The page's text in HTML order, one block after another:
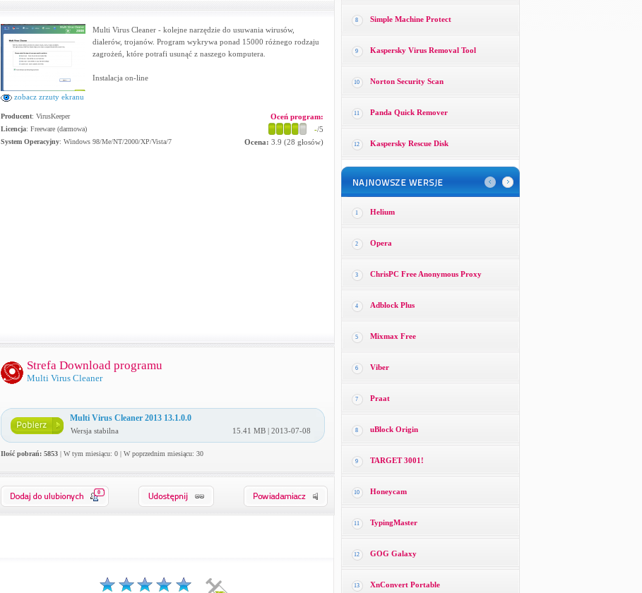
zobacz zrzuty ekranu
Multi Virus Cleaner - kolejne narzędzie do usuwania wirusów,
dialerów, trojanów. Program wykrywa ponad 15000 różnego rodzaju
zagrożeń, które potrafi usunąć z naszego komputera.
Instalacja on-line
Producent: VirusKeeper
Licencja: Freeware (darmowa)
System Operacyjny: Windows 98/Me/NT/2000/XP/Vista/7
Oceń program:
-/5
Ocena: 3.9 (28 głosów)
Strefa Download programu
Multi Virus Cleaner
Multi Virus Cleaner 2013 13.1.0.0
Wersja stabilna 15.41 MB | 2013-07-08
Ilość pobrań: 5853| W tym miesiącu: 0 | W poprzednim miesiącu: 30
0
8 Simple Machine Protect
9 Kaspersky Virus Removal Tool
10 Norton Security Scan
11 Panda Quick Remover
12 Kaspersky Rescue Disk
1 Helium
2 Opera
3 ChrisPC Free Anonymous Proxy
4 Adblock Plus
5 Mixmax Free
6 Viber
7 Praat
8 uBlock Origin
9 TARGET 3001!
10 Honeycam
11 TypingMaster
12 GOG Galaxy
13 XnConvert Portable